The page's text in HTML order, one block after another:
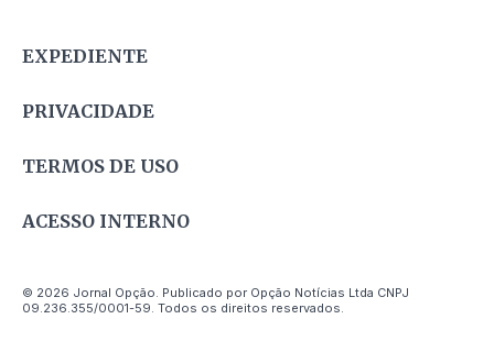
EXPEDIENTE
PRIVACIDADE
TERMOS DE USO
ACESSO INTERNO
© 2026 Jornal Opção. Publicado por Opção Notícias Ltda CNPJ
09.236.355/0001-59. Todos os direitos reservados.